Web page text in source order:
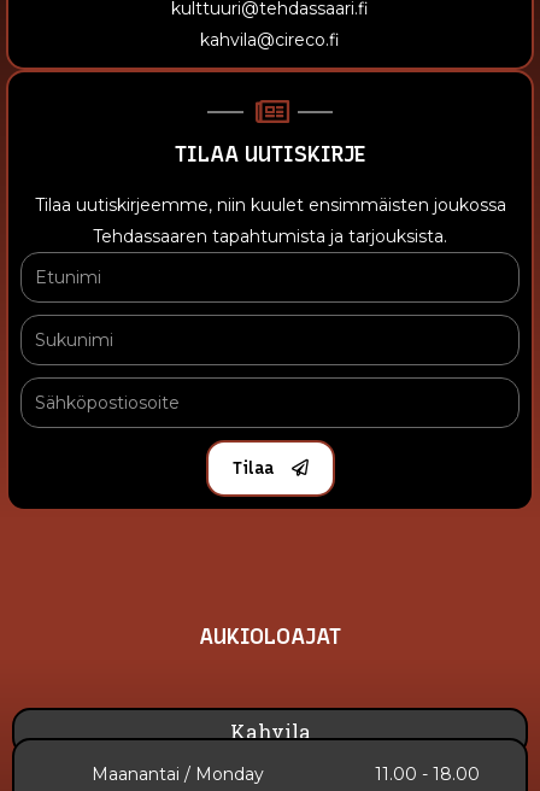
kulttuuri@tehdassaari.fi
kahvila@cireco.fi
TILAA UUTISKIRJE
Tilaa uutiskirjeemme, niin kuulet ensimmäisten joukossa
Tehdassaaren tapahtumista ja tarjouksista.
Tilaa
AUKIOLOAJAT
Kahvila
Maanantai / Monday 11.00 - 18.00